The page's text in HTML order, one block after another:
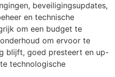
beveiligingsupdates,
en technische
om een budget te
om ervoor te
blijft, goed presteert en up-
technologische